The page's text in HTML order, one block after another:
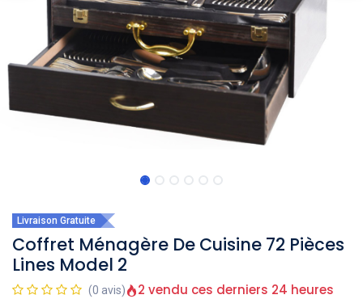
Livraison Gratuite
Coffret Ménagère De Cuisine 72 Pièces
Lines Model 2
(0 avis) 2 vendu ces derniers 24 heures